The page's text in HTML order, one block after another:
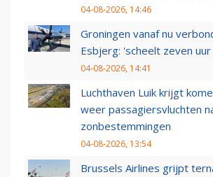
04-08-2026, 14:46
Groningen vanaf nu
Esbjerg: 'scheelt zeven
04-08-2026, 14:41
Luchthaven Luik krijgt
weer passagiersvluchten
zonbestemmingen
04-08-2026, 13:54
Brussels Airlines grijpt